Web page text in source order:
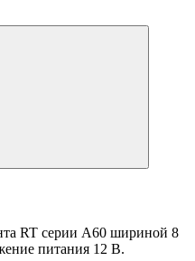
RT серии A60 шириной 8
питания 12 В.